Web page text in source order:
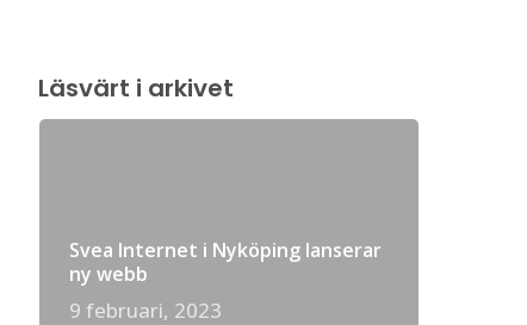
Läsvärt i arkivet
Svea Internet i Nyköping lanserar
ny webb
9 februari, 2023